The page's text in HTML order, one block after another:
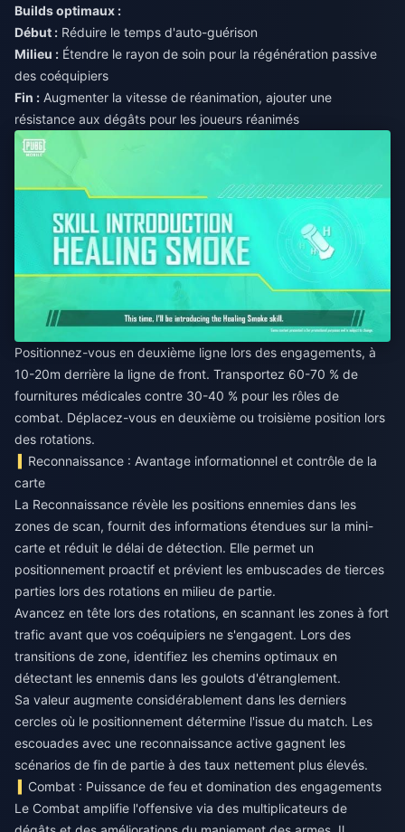
Builds optimaux :
Début : Réduire le temps d'auto-guérison
Milieu : Étendre le rayon de soin pour la régénération passive
des coéquipiers
Fin : Augmenter la vitesse de réanimation, ajouter une
résistance aux dégâts pour les joueurs réanimés
Positionnez-vous en deuxième ligne lors des engagements, à
10-20m derrière la ligne de front. Transportez 60-70 % de
fournitures médicales contre 30-40 % pour les rôles de
combat. Déplacez-vous en deuxième ou troisième position lors
des rotations.
Reconnaissance : Avantage informationnel et contrôle de la
carte
La Reconnaissance révèle les positions ennemies dans les
zones de scan, fournit des informations étendues sur la mini-
carte et réduit le délai de détection. Elle permet un
positionnement proactif et prévient les embuscades de tierces
parties lors des rotations en milieu de partie.
Avancez en tête lors des rotations, en scannant les zones à fort
trafic avant que vos coéquipiers ne s'engagent. Lors des
transitions de zone, identifiez les chemins optimaux en
détectant les ennemis dans les goulots d'étranglement.
Sa valeur augmente considérablement dans les derniers
cercles où le positionnement détermine l'issue du match. Les
escouades avec une reconnaissance active gagnent les
scénarios de fin de partie à des taux nettement plus élevés.
Combat : Puissance de feu et domination des engagements
Le Combat amplifie l'offensive via des multiplicateurs de